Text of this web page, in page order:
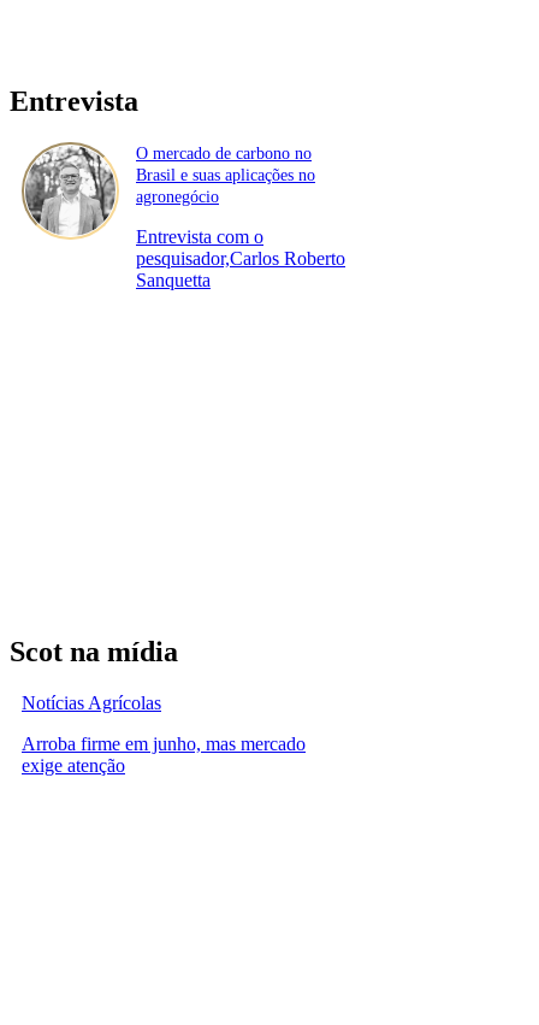
Entrevista
O mercado de carbono no
Brasil e suas aplicações no
agronegócio
Entrevista com o
pesquisador,Carlos Roberto
Sanquetta
Scot na mídia
Notícias Agrícolas
Arroba firme em junho, mas mercado
exige atenção